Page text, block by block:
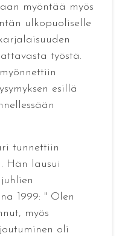
myöntää myös
ulkopuoliselle
työstä.
esillä
tunnettiin
Hän lausui
1999: " Olen
myös
oli